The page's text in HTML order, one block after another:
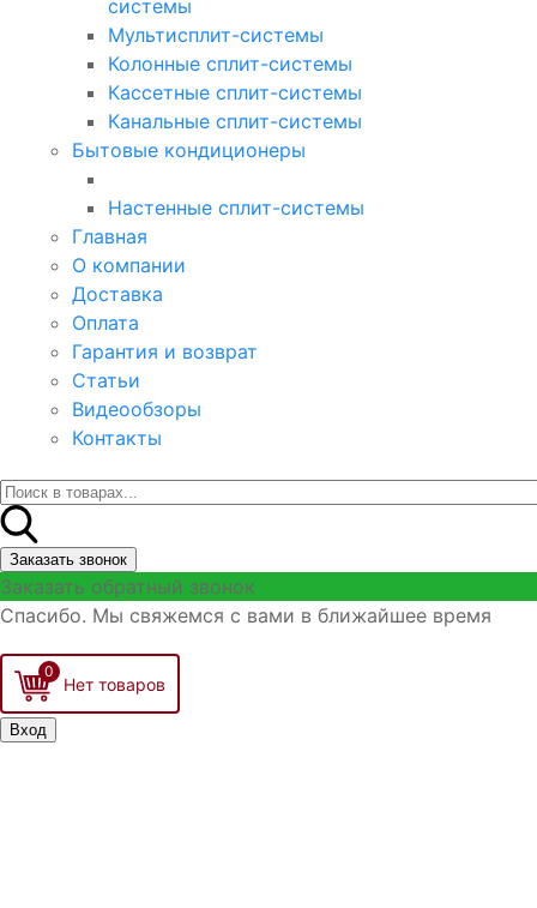
системы
Мультисплит-системы
Колонные сплит-системы
Кассетные сплит-системы
Канальные сплит-системы
Бытовые кондиционеры
Настенные сплит-системы
Главная
О компании
Доставка
Оплата
Гарантия и возврат
Статьи
Видеообзоры
Контакты
Заказать звонок
Заказать обратный звонок
Спасибо. Мы свяжемся с вами в ближайшее время
0
Вход